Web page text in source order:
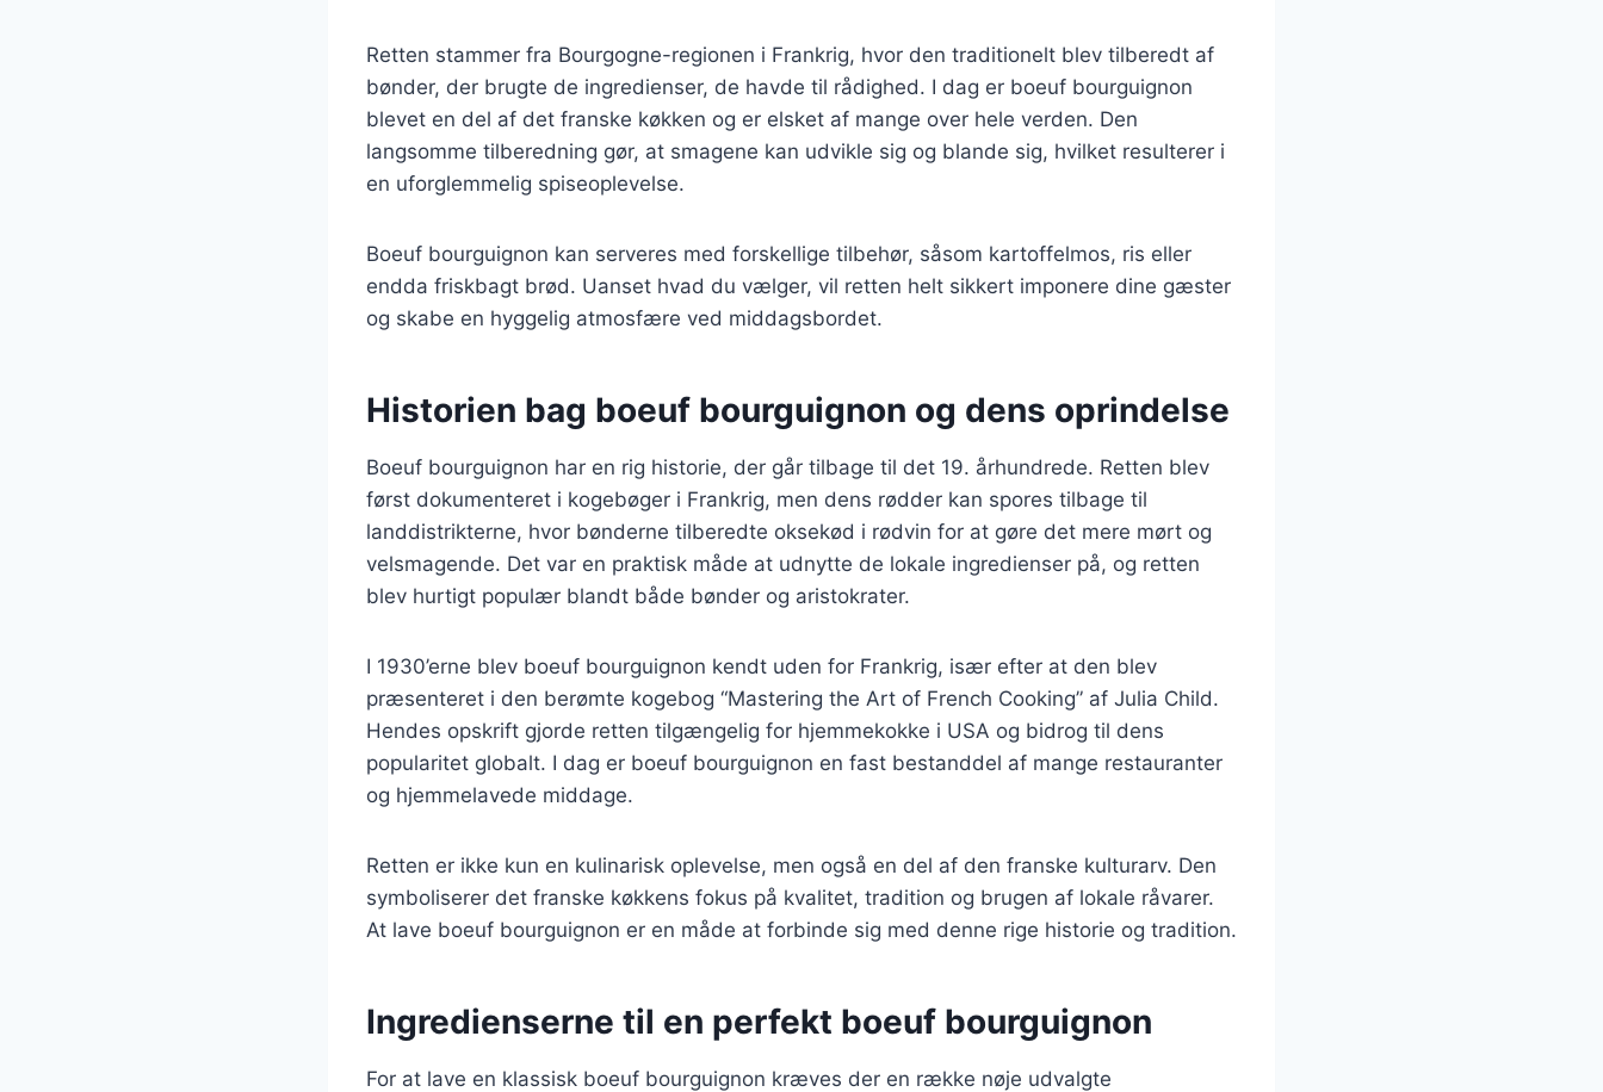
Retten stammer fra Bourgogne-regionen i Frankrig, hvor den traditionelt blev tilberedt af
bønder, der brugte de ingredienser, de havde til rådighed. I dag er boeuf bourguignon
blevet en del af det franske køkken og er elsket af mange over hele verden. Den
langsomme tilberedning gør, at smagene kan udvikle sig og blande sig, hvilket resulterer i
en uforglemmelig spiseoplevelse.
Boeuf bourguignon kan serveres med forskellige tilbehør, såsom kartoffelmos, ris eller
endda friskbagt brød. Uanset hvad du vælger, vil retten helt sikkert imponere dine gæster
og skabe en hyggelig atmosfære ved middagsbordet.
Historien bag boeuf bourguignon og dens oprindelse
Boeuf bourguignon har en rig historie, der går tilbage til det 19. århundrede. Retten blev
først dokumenteret i kogebøger i Frankrig, men dens rødder kan spores tilbage til
landdistrikterne, hvor bønderne tilberedte oksekød i rødvin for at gøre det mere mørt og
velsmagende. Det var en praktisk måde at udnytte de lokale ingredienser på, og retten
blev hurtigt populær blandt både bønder og aristokrater.
I 1930’erne blev boeuf bourguignon kendt uden for Frankrig, især efter at den blev
præsenteret i den berømte kogebog “Mastering the Art of French Cooking” af Julia Child.
Hendes opskrift gjorde retten tilgængelig for hjemmekokke i USA og bidrog til dens
popularitet globalt. I dag er boeuf bourguignon en fast bestanddel af mange restauranter
og hjemmelavede middage.
Retten er ikke kun en kulinarisk oplevelse, men også en del af den franske kulturarv. Den
symboliserer det franske køkkens fokus på kvalitet, tradition og brugen af lokale råvarer.
At lave boeuf bourguignon er en måde at forbinde sig med denne rige historie og tradition.
Ingredienserne til en perfekt boeuf bourguignon
For at lave en klassisk boeuf bourguignon kræves der en række nøje udvalgte